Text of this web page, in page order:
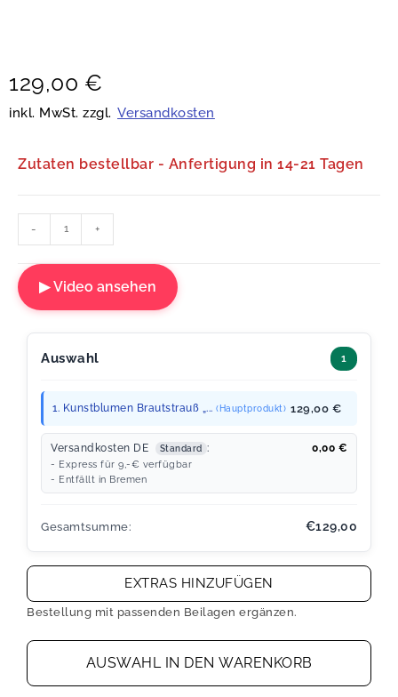
129,00 €
inkl. MwSt. zzgl. Versandkosten
Zutaten bestellbar - Anfertigung in 14-21 Tagen
- +
▶ Video ansehen
Auswahl 1
1. Kunstblumen Brautstrauß „... (Hauptprodukt) 129,00 €
Versandkosten DE Standard : 0,00 €
- Express für 9,-€ verfügbar
- Entfällt in Bremen
Gesamtsumme: €129,00
EXTRAS HINZUFÜGEN
Bestellung mit passenden Beilagen ergänzen.
AUSWAHL IN DEN WARENKORB